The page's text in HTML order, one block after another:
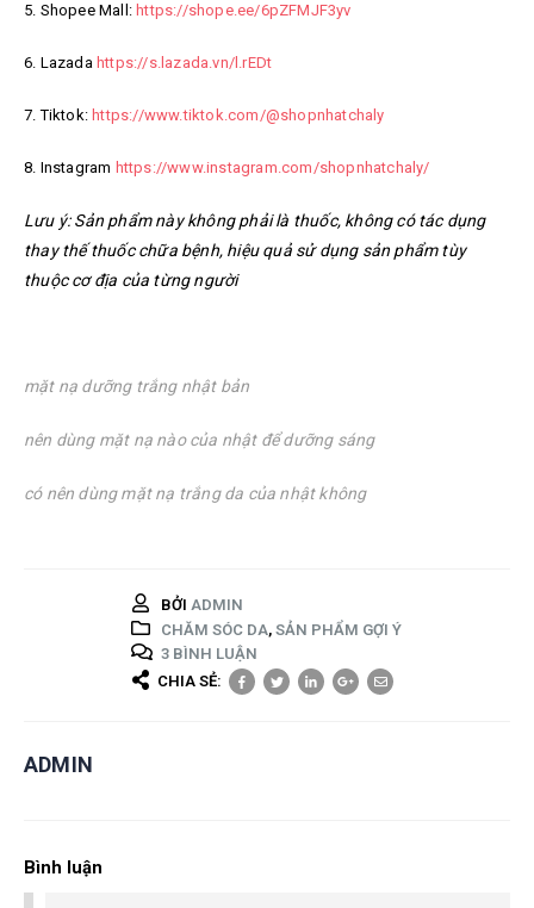
5. Shopee Mall:https://shope.ee/6pZFMJF3yv
6. Lazadahttps://s.lazada.vn/l.rEDt
7. Tiktok:https://www.tiktok.com/@shopnhatchaly
8. Instagram https://www.instagram.com/shopnhatchaly/
Lưu ý: Sản phẩm này không phải là thuốc, không có tác dụng
thay thế thuốc chữa bệnh, hiệu quả sử dụng sản phẩm tùy
thuộc cơ địa của từng người
mặt nạ dưỡng trắng nhật bản
nên dùng mặt nạ nào của nhật để dưỡng sáng
có nên dùng mặt nạ trắng da của nhật không
BỞI ADMIN
CHĂM SÓC DA, SẢN PHẨM GỢI Ý
3 BÌNH LUẬN
CHIA SẺ:
ADMIN
Bình luận